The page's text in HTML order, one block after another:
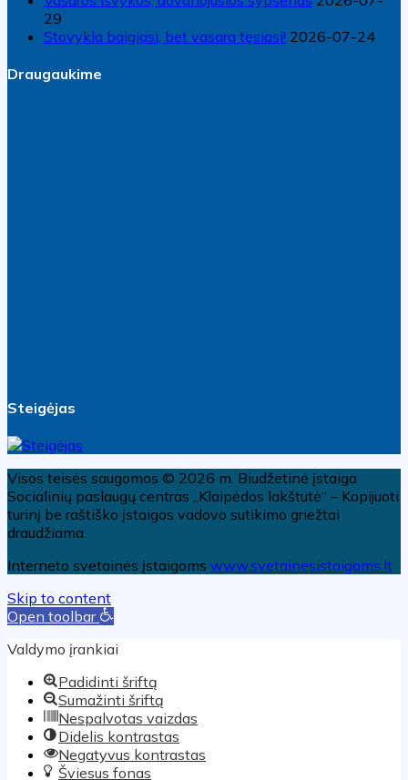
29
Stovykla baigiasi, bet vasara tęsiasi! 2026-07-24
Draugaukime
Steigėjas
Visos teisės saugomos © 2026 m. Biudžetinė įstaiga
Socialinių paslaugų centras „Klaipėdos lakštutė“ – Kopijuoti
turinį be raštiško įstaigos vadovo sutikimo griežtai
draudžiama.
Interneto svetainės įstaigoms www.svetainesistaigoms.lt
Skip to content
Open toolbar
Valdymo įrankiai
Padidinti šriftą
Sumažinti šriftą
Nespalvotas vaizdas
Didelis kontrastas
Negatyvus kontrastas
Šviesus fonas